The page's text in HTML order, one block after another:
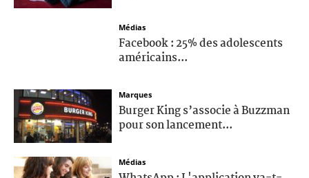
Médias
Facebook : 25% des adolescents
américains...
Marques
Burger King s’associe à Buzzman
pour son lancement...
Médias